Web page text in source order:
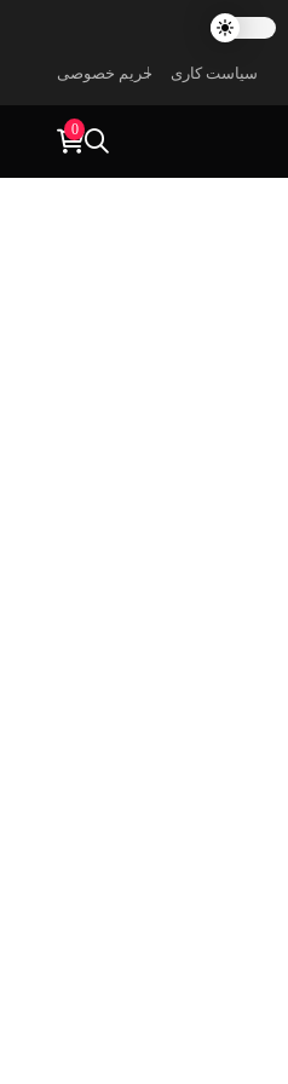
سیاست کاری حریم خصوصی
0